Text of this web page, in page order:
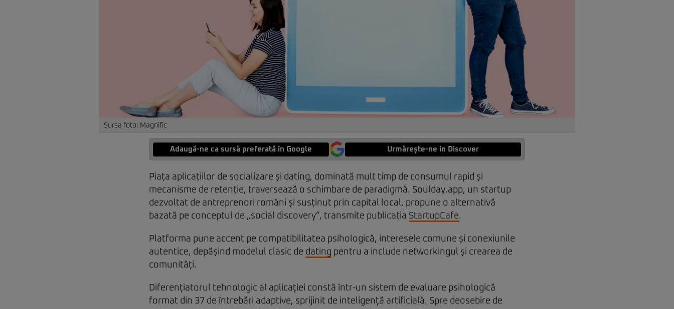
Sursa foto: Magnific
Adaugă-ne ca sursă preferată în Google Urmărește-ne in Discover
Piața aplicațiilor de socializare și dating, dominată mult timp de consumul rapid și
mecanisme de retenție, traversează o schimbare de paradigmă. Soulday.app, un startup
dezvoltat de antreprenori români și susținut prin capital local, propune o alternativă
bazată pe conceptul de „social discovery”, transmite publicația StartupCafe.
Platforma pune accent pe compatibilitatea psihologică, interesele comune și conexiunile
autentice, depășind modelul clasic de dating pentru a include networkingul și crearea de
comunități.
Diferențiatorul tehnologic al aplicației constă într-un sistem de evaluare psihologică
format din 37 de întrebări adaptive, sprijinit de inteligență artificială. Spre deosebire de